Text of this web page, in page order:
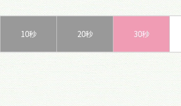
10秒 20秒 30秒